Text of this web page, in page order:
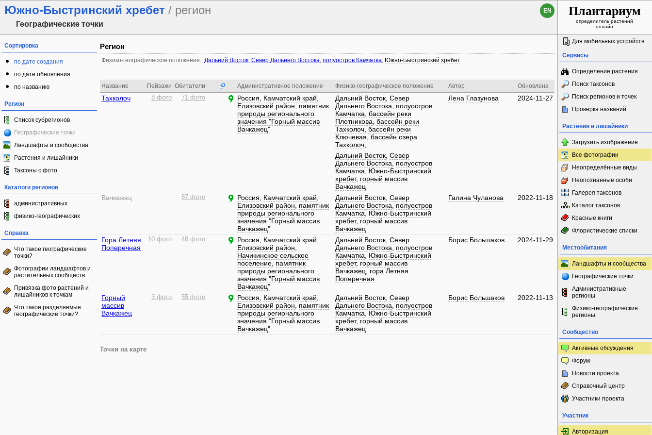
Южно-Быстринский хребет / регион
Географические точки
EN Плантариум
определитель растений
онлайн
Сортировка
по дате создания
по дате обновления
по названию
Регион
Список субрегионов
Географические точки
Ландшафты и сообщества
Растения и лишайники
Таксоны с фото
Каталоги регионов
административных
физико-географических
Справка
Что такое географические
точки?
Фотографии ландшафтов и
растительных сообществ
Привязка фото растений и
лишайников к точкам
Что такое разделяемые
географические точки?
Регион
Физико-географическое положение: Дальний Восток, Север Дальнего Востока, полуостров Камчатка, Южно-Быстринский хребет
Название Пейзажи Обитатели Административное положение Физико-географическое положение Автор Обновлена
Тахколоч 8 фото 71 фото Россия Камчатский край
Елизовский район
памятник
природы регионального
значения "Горный массив
Вачкажец"
Дальний Восток Север
Дальнего Востока
полуостров
Камчатка бассейн реки
Плотникова бассейн реки
Тахколоч бассейн реки
Ключевая бассейн озера
Тахколоч;
Дальний Восток Север
Дальнего Востока
полуостров
Камчатка
Южно-Быстринский
хребет, горный массив
Вачкажец
Лена Глазунова 2024-11-27
Вачкажец 87 фото Россия Камчатский край
Елизовский район
памятник
природы регионального
значения "Горный массив
Вачкажец"
Дальний Восток Север
Дальнего Востока
полуостров
Камчатка
Южно-Быстринский
хребет, горный массив
Вачкажец
Галина Чуланова 2022-11-18
Гора Летняя
Поперечная
10 фото 48 фото Россия Камчатский край
Елизовский район
Начикинское сельское
поселение памятник
природы регионального
значения "Горный массив
Вачкажец"
Дальний Восток Север
Дальнего Востока
полуостров
Камчатка
Южно-Быстринский
хребет, горный массив
Вачкажец
гора Летняя
Поперечная
Борис Большаков 2024-11-29
Горный
массив
Вачкажец
3 фото 55 фото Россия Камчатский край
Елизовский район
памятник
природы регионального
значения "Горный массив
Вачкажец"
Дальний Восток Север
Дальнего Востока
полуостров
Камчатка
Южно-Быстринский
хребет, горный массив
Вачкажец
Борис Большаков 2022-11-13
Точки на карте
Для мобильных устройств
Сервисы
Определение растения
Поиск таксонов
Поиск регионов и точек
Проверка названий
Растения и лишайники
Загрузить изображение
Все фотографии
Неопределённые виды
Неопознанные особи
Галерея таксонов
Каталог таксонов
Красные книги
Флористические списки
Местообитания
Ландшафты и сообщества
Географические точки
Административные
регионы
Физико-географические
регионы
Сообщество
Активные обсуждения
Форум
Новости проекта
Справочный центр
Участники проекта
Участник
Авторизация